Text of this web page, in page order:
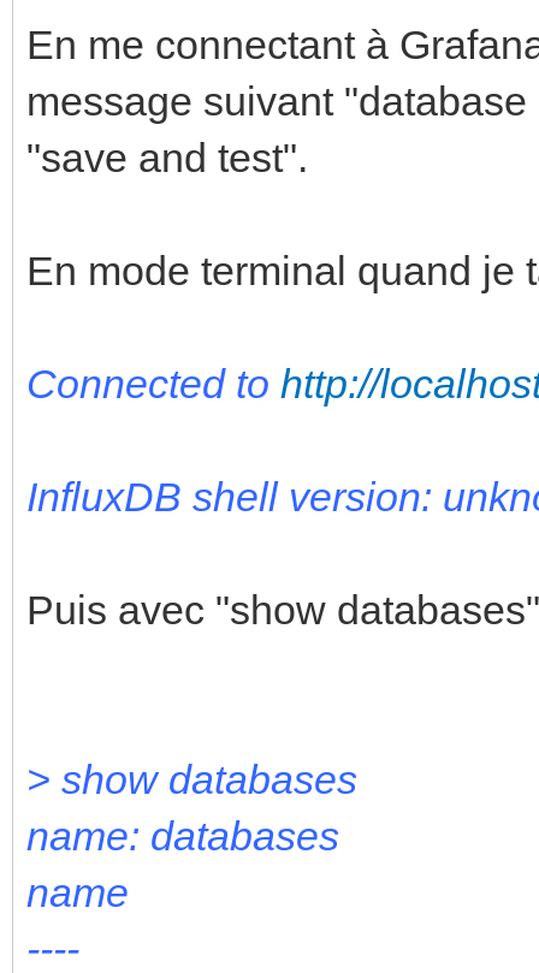
En me connectant à
message suivant
"save and test".
En mode terminal quand je
Connected to http://
InfluxDB shell version:
Puis avec "show
> show databases
name: databases
name
----